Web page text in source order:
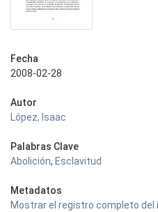
Fecha
2008-02-28
Autor
López, Isaac
Palabras Clave
Abolición, Esclavitud
Metadatos
Mostrar el registro completo del